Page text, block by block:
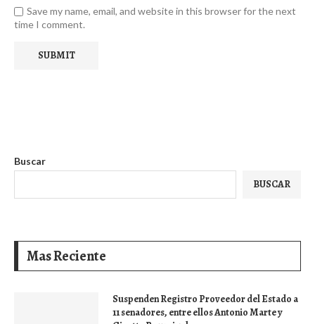
Save my name, email, and website in this browser for the next
time I comment.
Buscar
BUSCAR
Mas Reciente
Suspenden Registro Proveedor del Estado a
11 senadores, entre ellos Antonio Marte y